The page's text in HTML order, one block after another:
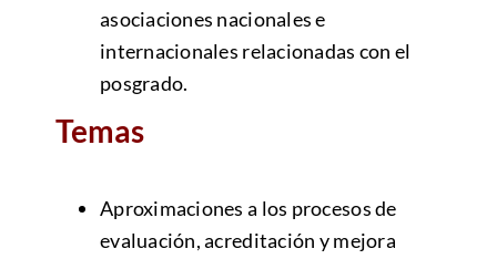
asociaciones nacionales e
internacionales relacionadas con el
posgrado.
Temas
Aproximaciones a los procesos de
evaluación, acreditación y mejora